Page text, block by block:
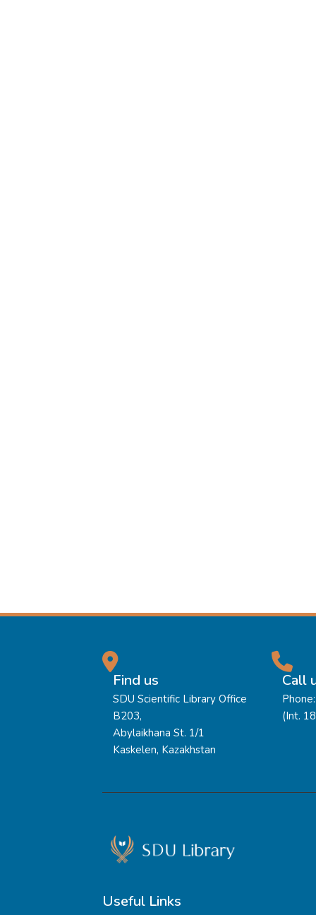
Find us
SDU Scientific Library Office
B203,
Abylaikhana St. 1/1
Kaskelen, Kazakhstan
Call
(Int.
Useful Links